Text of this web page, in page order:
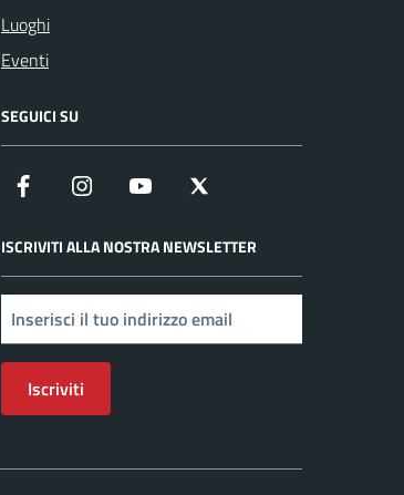
Luoghi
Eventi
SEGUICI SU
Facebook Instagram YouTube
ISCRIVITI ALLA NOSTRA NEWSLETTER